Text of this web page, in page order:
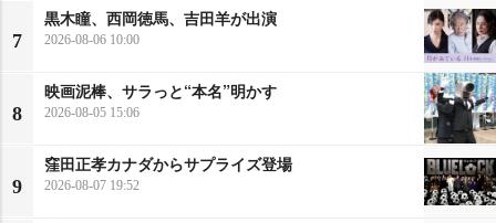
7
黒木瞳、西岡徳馬、吉田羊が出演
2026-08-06 10:00
8
映画泥棒、サラっと“本名”明かす
2026-08-05 15:06
9
窪田正孝カナダからサプライズ登場
2026-08-07 19:52